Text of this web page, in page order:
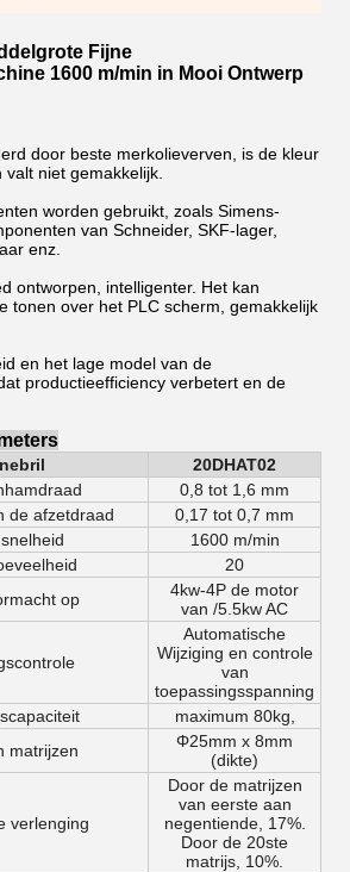
Fijne
1600 m/min in Mooi Ontwerp
door beste merkolieverven, is de kleur
niet gemakkelijk.
worden gebruikt, zoals Simens-
van Schneider, SKF-lager,
enz.
ontworpen, intelligenter. Het kan
tonen over het PLC scherm, gemakkelijk
en het lage model van de
productieefficiency verbetert en de
20DHAT02
0,8 tot 1,6 mm
de afzetdraad
0,17 tot 0,7 mm
1600 m/min
20
op
4kw-4P de motor
van /5.5kw AC
Automatische
Wijziging en controle
van
toepassingsspanning
maximum 80kg,
matrijzen
Φ25mm x 8mm
(dikte)
verlenging
Door de matrijzen
van eerste aan
negentiende, 17%.
Door de 20ste
matrijs, 10%.